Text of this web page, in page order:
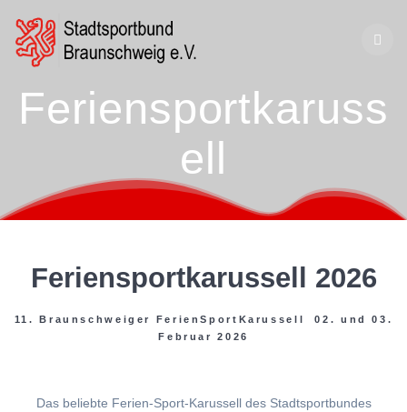
Feriensportkaruss
ell
Feriensportkarussell 2026
11. Braunschweiger FerienSportKarussell 02. und 03.
Februar 2026
Das beliebte Ferien-Sport-Karussell des Stadtsportbundes